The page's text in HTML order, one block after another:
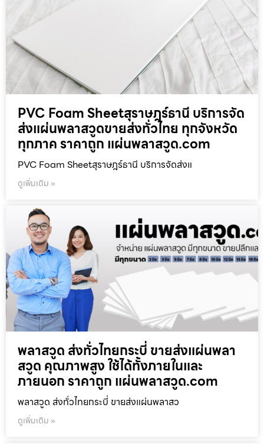
PVC Foam Sheetสุราษฎร์ธานี บริการจัด
ส่งแผ่นพลาสวูดขายส่งทั่วไทย ทุกจังหวัด
ทุกภาค ราคาถูก แผ่นพลาสวูด.com
PVC Foam Sheetสุราษฎร์ธานี บริการจัดส่งแ
ดูเพิ่มเติม »
พลาสวูด ส่งทั่วไทยกระบี่ ขายส่งแผ่นพลา
สวูด คุณภาพสูง ใช้ได้ทั้งภายในและ
ภายนอก ราคาถูก แผ่นพลาสวูด.com
พลาสวูด ส่งทั่วไทยกระบี่ ขายส่งแผ่นพลาสว
ดูเพิ่มเติม »